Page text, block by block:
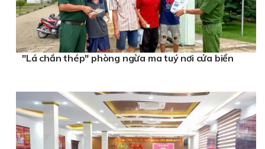
"Lá chắn thép" phòng ngừa ma tuý nơi cửa biển